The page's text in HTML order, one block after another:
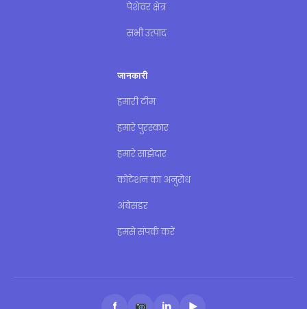
पेशेवर क्षेत्र
सभी उत्पाद
जानकारी
हमारी टीम
हमारे पुरस्कार
हमारे साझेदार
कोटेशन का अनुरोध
अंबेसडर
हमसे संपर्क करें